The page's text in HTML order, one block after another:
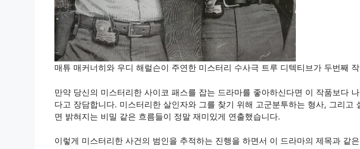
매튜 매커너히와 우디 해럴슨이 주연한 미스터리 수사극 트루 디텍티브가 두번째
만약 당신의 미스터리한 사이코 패스를 잡는 드라마를 좋아하신다면 이 작품보다
다고 장담합니다. 미스터리한 살인자와 그를 찾기 위해 고군분투하는 형사, 그리고
면 밝혀지는 비밀 같은 흐름들이 정말 재미있게 연출했습니다.
이렇게 미스터리한 사건의 범인을 추적하는 진행을 하면서 이 드라마의 제목과 같